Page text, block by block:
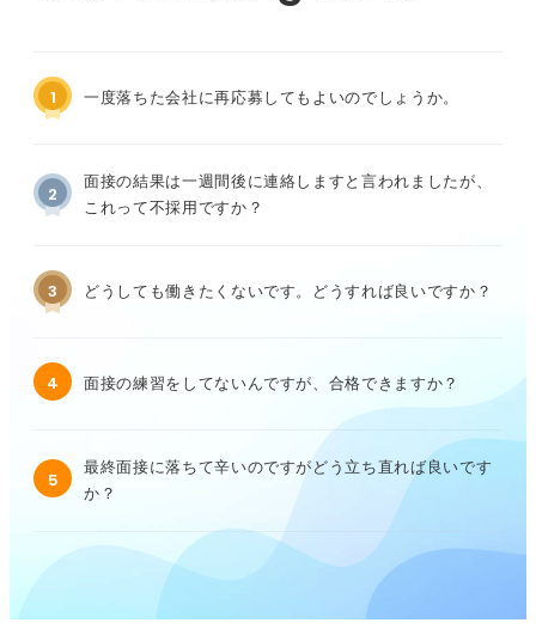
1 一度落ちた会社に再応募してもよいのでしょうか。
2
面接の結果は一週間後に連絡しますと言われましたが、
これって不採用ですか？
3 どうしても働きたくないです。どうすれば良いですか？
4 面接の練習をしてないんですが、合格できますか？
5
最終面接に落ちて辛いのですがどう立ち直れば良いです
か？